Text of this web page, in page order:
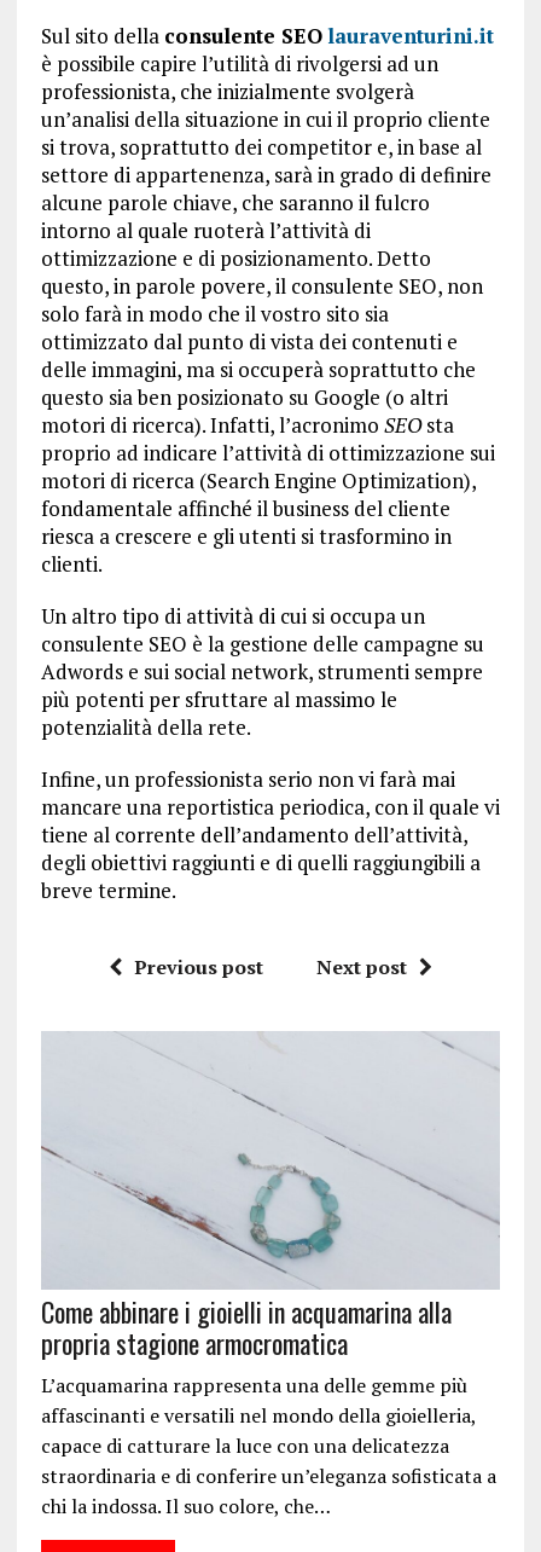
Sul sito della consulente SEOlauraventurini.it
è possibile capire l’utilità di rivolgersi ad un
professionista, che inizialmente svolgerà
un’analisi della situazione in cui il proprio cliente
si trova, soprattutto dei competitor e, in base al
settore di appartenenza, sarà in grado di definire
alcune parole chiave, che saranno il fulcro
intorno al quale ruoterà l’attività di
ottimizzazione e di posizionamento. Detto
questo, in parole povere, il consulente SEO, non
solo farà in modo che il vostro sito sia
ottimizzato dal punto di vista dei contenuti e
delle immagini, ma si occuperà soprattutto che
questo sia ben posizionato su Google (o altri
motori di ricerca). Infatti, l’acronimo SEOsta
proprio ad indicare l’attività di ottimizzazione sui
motori di ricerca (Search Engine Optimization),
fondamentale affinché il business del cliente
riesca a crescere e gli utenti si trasformino in
clienti.
Un altro tipo di attività di cui si occupa un
consulente SEO è la gestione delle campagne su
Adwords e sui social network, strumenti sempre
più potenti per sfruttare al massimo le
potenzialità della rete.
Infine, un professionista serio non vi farà mai
mancare una reportistica periodica, con il quale vi
tiene al corrente dell’andamento dell’attività,
degli obiettivi raggiunti e di quelli raggiungibili a
breve termine.
Previous post Next post
Come abbinare i gioielli in acquamarina alla
propria stagione armocromatica
L’acquamarina rappresenta una delle gemme più
affascinanti e versatili nel mondo della gioielleria,
capace di catturare la luce con una delicatezza
straordinaria e di conferire un’eleganza sofisticata a
chi la indossa. Il suo colore, che…